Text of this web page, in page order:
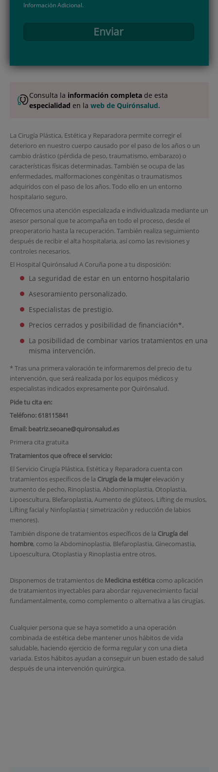
Información Adicional.
Enviar
Consulta la información completade esta
especialidad en la web de Quirónsalud.
La Cirugía Plástica, Estética y Reparadora permite corregir el
deterioro en nuestro cuerpo causado por el paso de los años o un
cambio drástico (pérdida de peso, traumatismo, embarazo) o
características físicas determinadas. También se ocupa de las
enfermedades, malformaciones congénitas o traumatismos
adquiridos con el paso de los años. Todo ello en un entorno
hospitalario seguro.
Ofrecemos una atención especializada e individualizada mediante un
asesor personal que te acompaña en todo el proceso, desde el
preoperatorio hasta la recuperación. También realiza seguimiento
después de recibir el alta hospitalaria, así como las revisiones y
controles necesarios.
El Hospital Quirónsalud A Coruña pone a tu disposición:
La seguridad de estar en un entorno hospitalario
Asesoramiento personalizado.
Especialistas de prestigio.
Precios cerrados y posibilidad de financiación*.
La posibilidad de combinar varios tratamientos en una
misma intervención.
* Tras una primera valoración te informaremos del precio de tu
intervención, que será realizada por los equipos médicos y
especialistas indicados expresamente por Quirónsalud.
Pide tu cita en:
Teléfono: 618115841
Email: beatriz.seoane@quironsalud.es
Primera cita gratuita
Tratamientos que ofrece el servicio:
El Servicio Cirugía Plástica, Estética y Reparadora cuenta con
tratamientos específicos de la Cirugía de la mujerelevación y
aumento de pecho, Rinoplastia, Abdominoplastia, Otoplastia,
Lipoescultura, Blefaroplastia, Aumento de glúteos, Lifting de muslos,
Lifting facial y Ninfoplastia ( simetrizaciòn y reducción de labios
menores).
También dispone de tratamientos específicos de la Cirugía del
hombre, como la Abdominoplastia, Blefaroplastia, Ginecomastia,
Lipoescultura, Otoplastia y Rinoplastia entre otros.
Disponemos de tratamientos de Medicina estéticacomo aplicación
de tratamientos inyectables para abordar rejuvenecimiento facial
fundamentalmente, como complemento o alternativa a las cirugías.
Cualquier persona que se haya sometido a una operación
combinada de estética debe mantener unos hábitos de vida
saludable, haciendo ejercicio de forma regular y con una dieta
variada. Estos hábitos ayudan a conseguir un buen estado de salud
después de una intervención quirúrgica.